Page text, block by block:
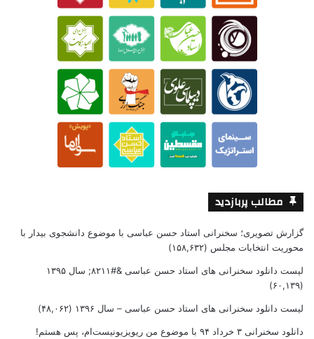
مطالب پربازدید
گزارش تصویری؛ سخنرانی استاد حسن عباسی با موضوع دانشجوی بیدار با
محوریت انتخابات مجلس (۱۵۸,۶۳۲)
لیست دانلود سخنرانی های استاد حسن عباسی &#۸۲۱۱; سال ۱۳۹۵
(۶۰,۱۳۹)
لیست دانلود سخنرانی های استاد حسن عباسی – سال ۱۳۹۶ (۴۸,۰۶۲)
دانلود سخنرانی ۳ خرداد ۹۴ با موضوع من ریویزیونیست‌ام، پس هستم!